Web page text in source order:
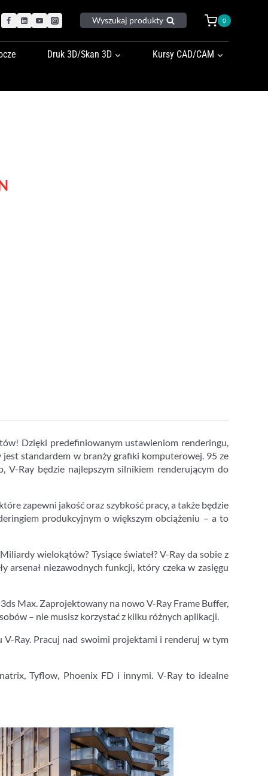
Wyszukaj produkty 0
Druk 3D/Skan 3D Kursy CAD/CAM
Dzięki predefiniowanym ustawieniom renderingu,
standardem w branży grafiki komputerowej. 95 ze
V-Ray będzie najlepszym silnikiem renderującym do
zapewni jakość oraz szybkość pracy, a także będzie
produkcyjnym o większym obciążeniu – a to
wielokątów? Tysiące świateł? V-Ray da sobie z
arsenał niezawodnych funkcji, który czeka w zasięgu
Max. Zaprojektowany na nowo V-Ray Frame Buffer,
– nie musisz korzystać z kilku różnych aplikacji.
Ray. Pracuj nad swoimi projektami i renderuj w tym
Tyflow, Phoenix FD i innymi. V-Ray to idealne